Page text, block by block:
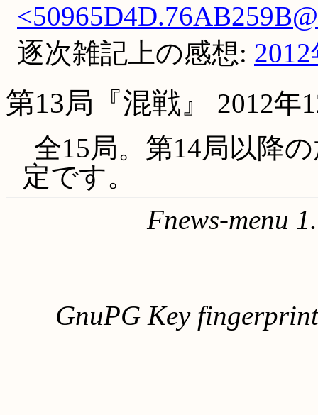
逐次雑記上の感想:
第13局『混戦』
2012年
全15局。第14局以降
定です。
Fnews-menu
GnuPG Key